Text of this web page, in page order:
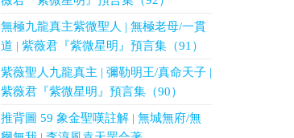
無極九龍真主紫微聖人 | 無極老母/一貫
道 | 紫薇君『紫微星明』預言集（91）
紫薇聖人九龍真主 | 彌勒明王/真命天子 |
紫薇君『紫微星明』預言集（90）
推背圖 59 象金聖嘆註解 | 無城無府/無